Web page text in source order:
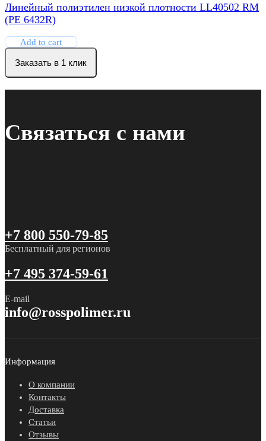
Линейный полиэтилен низкой плотности LL40502 RM
(PE 6432R)
Add to cart
Заказать в 1 клик
Связаться с нами
+7 800 550-79-85
Бесплатный для регионов
+7 495 374-59-61
E-mail
info@rosspolimer.ru
Информация
О компании
Контакты
Доставка
Статьи
Отзывы